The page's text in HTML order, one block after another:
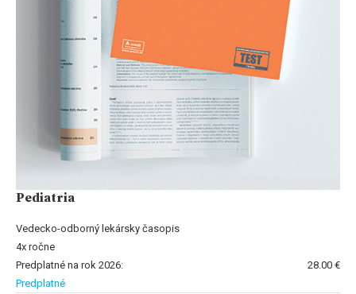
Pediatria
Vedecko-odborný lekársky časopis
4x ročne
Predplatné na rok 2026:
28.00 €
Predplatné